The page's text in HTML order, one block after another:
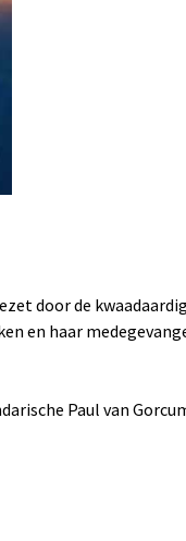
door de
en haar
Paul van